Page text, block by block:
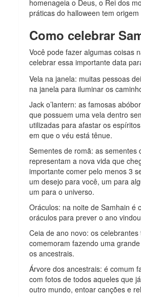
homenageia o Deus, o Rei dos
práticas do halloween tem
Como celebrar
Você pode fazer algumas coisas
celebrar essa importante data
Vela na janela: muitas pessoas
na janela para iluminar os
Jack o’lantern: as famosas
que possuem uma vela dentro
utilizadas para afastar os
em que o véu está tênue.
Sementes de romã: as sementes
representam a nova vida que
importante comer pelo menos 3
um desejo para você, um para
um para o universo.
Oráculos: na noite de Samhain é
oráculos para prever o ano
Ceia de ano novo: os celebrantes
comemoram fazendo uma
os ancestrais.
Árvore dos ancestrais: é comum
com fotos de todos aqueles que
outro mundo, entoar canções e